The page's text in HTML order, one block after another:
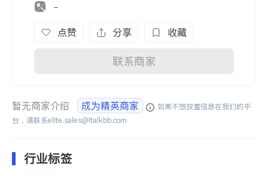
-
点赞 分享 收藏
联系商家
暂无商家介绍 成为精英商家
如果不想放置信息在我们的平
台，请联系elite.sales@italkbb.com
行业标签